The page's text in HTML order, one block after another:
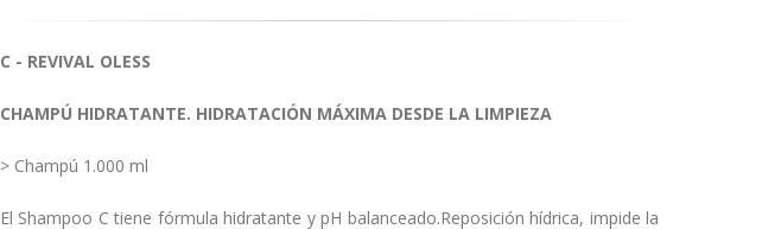
C - REVIVAL OLESS
CHAMPÚ HIDRATANTE. HIDRATACIÓN MÁXIMA DESDE LA LIMPIEZA
> Champú 1.000 ml
El Shampoo C tiene fórmula hidratante y pH balanceado.Reposición hídrica, impide la